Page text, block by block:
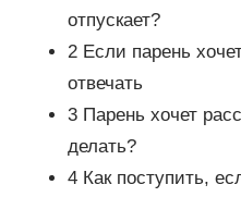
отпускает?
2 Если парень
отвечать
3 Парень хочет
делать?
4 Как поступить,